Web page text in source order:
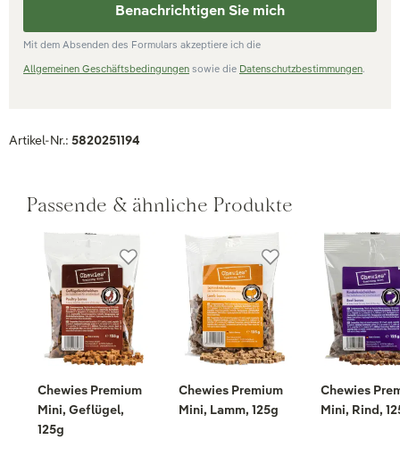
Benachrichtigen Sie mich
Mit dem Absenden des Formulars akzeptiere ich die
Allgemeinen Geschäftsbedingungen sowie die Datenschutzbestimmungen.
Artikel-Nr.: 5820251194
Passende & ähnliche Produkte
Chewies Premium
Mini, Geflügel,
125g
Chewies Premium
Mini, Lamm, 125g
Chewies
Mini, Rind,